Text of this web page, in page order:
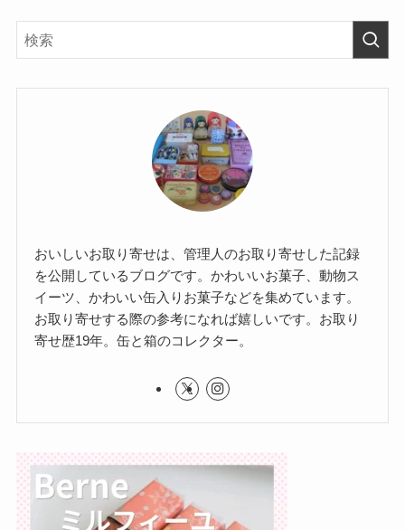
おいしいお取り寄せは、管理人のお取り寄せした記録
を公開しているブログです。かわいいお菓子、動物ス
イーツ、かわいい缶入りお菓子などを集めています。
お取り寄せする際の参考になれば嬉しいです。お取り
寄せ歴19年。缶と箱のコレクター。